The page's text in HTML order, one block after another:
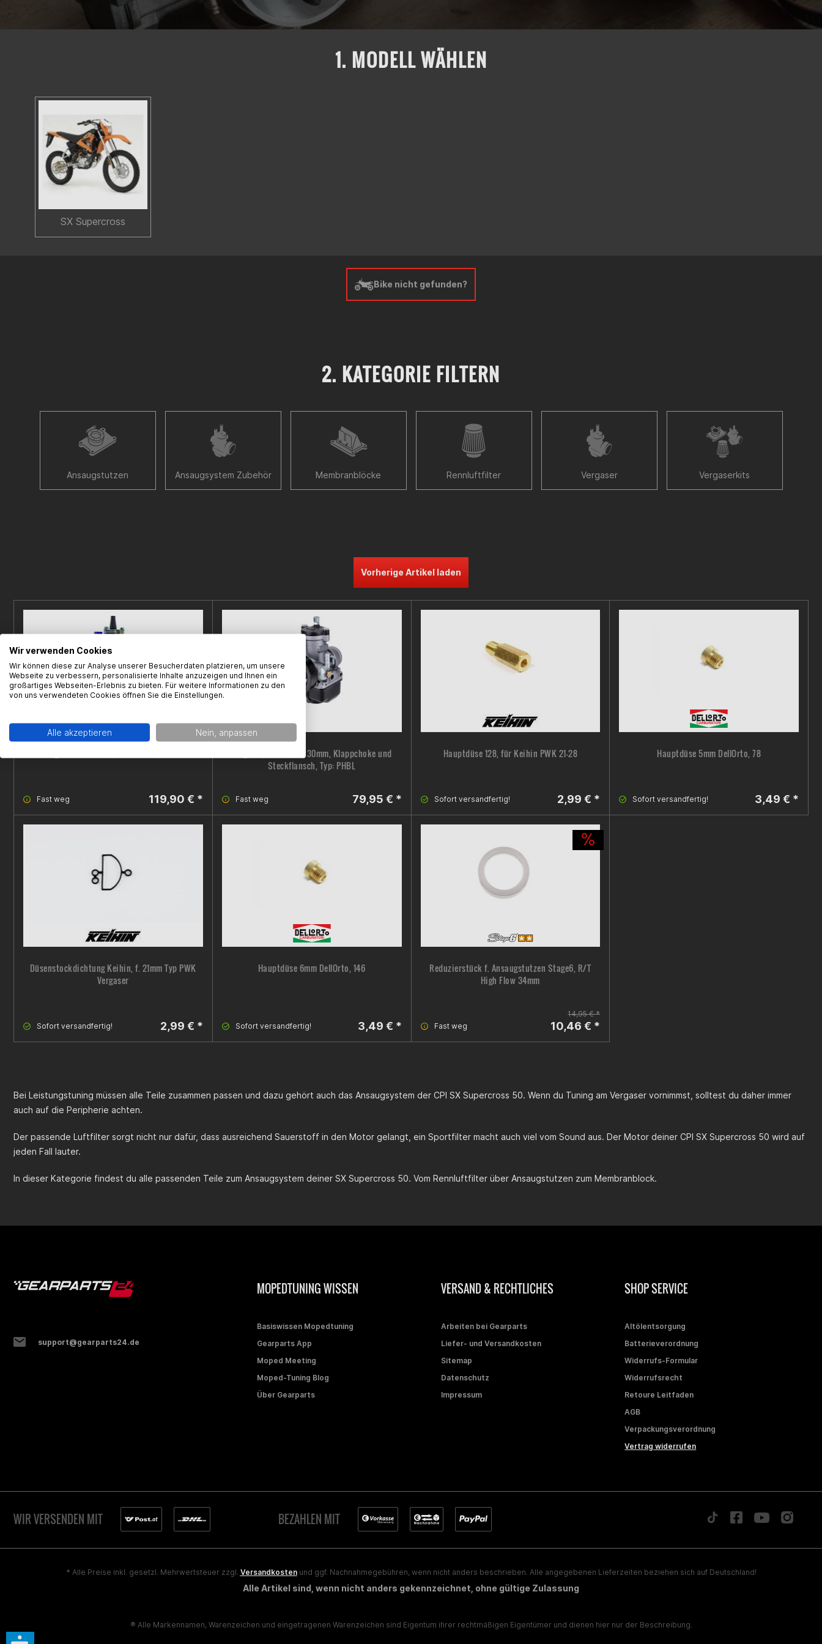
1. MODELL WÄHLEN
SX Supercross
Bike nicht gefunden?
2. KATEGORIE FILTERN
Ansaugstutzen Ansaugsystem Zubehör Membranblöcke Rennluftfilter Vergaser Vergaserkits
Vorherige Artikel laden
Fast weg 119,90 € *
Vergaser, universell, 30mm, Klappchoke und
Steckflansch, Typ: PHBL
Fast weg 79,95 € *
Hauptdüse 128, für Keihin PWK 21-28
Sofort versandfertig! 2,99 € *
Hauptdüse 5mm DellOrto, 78
Sofort versandfertig! 3,49 € *
Düsenstockdichtung Keihin, f. 21mm Typ PWK
Vergaser
Sofort versandfertig! 2,99 € *
Hauptdüse 6mm DellOrto, 146
Sofort versandfertig! 3,49 € *
Reduzierstück f. Ansaugstutzen Stage6, R/T
High Flow 34mm
Fast weg
14,95 € *
10,46 € *
Bei Leistungstuning müssen alle Teile zusammen passen und dazu gehört auch das Ansaugsystem der CPI SX Supercross 50. Wenn du Tuning am Vergaser vornimmst, solltest du daher immer
auch auf die Peripherie achten.
Der passende Luftfilter sorgt nicht nur dafür, dass ausreichend Sauerstoff in den Motor gelangt, ein Sportfilter macht auch viel vom Sound aus. Der Motor deiner CPI SX Supercross 50 wird auf
jeden Fall lauter.
In dieser Kategorie findest du alle passenden Teile zum Ansaugsystem deiner SX Supercross 50. Vom Rennluftfilter über Ansaugstutzen zum Membranblock.
support@gearparts24.de
MOPEDTUNING WISSEN
Basiswissen Mopedtuning
Gearparts App
Moped Meeting
Moped-Tuning Blog
Über Gearparts
VERSAND & RECHTLICHES
Arbeiten bei Gearparts
Liefer- und Versandkosten
Sitemap
Datenschutz
Impressum
SHOP SERVICE
Altölentsorgung
Batterieverordnung
Widerrufs-Formular
Widerrufsrecht
Retoure Leitfaden
AGB
Verpackungsverordnung
Vertrag widerrufen
WIR VERSENDEN MIT BEZAHLEN MIT
* Alle Preise inkl. gesetzl. Mehrwertsteuer zzgl. Versandkostenund ggf. Nachnahmegebühren, wenn nicht anders beschrieben. Alle angegebenen Lieferzeiten beziehen sich auf Deutschland!
Alle Artikel sind, wenn nicht anders gekennzeichnet, ohne gültige Zulassung
® Alle Markennamen, Warenzeichen und eingetragenen Warenzeichen sind Eigentum ihrer rechtmäßigen Eigentümer und dienen hier nur der Beschreibung.
Wir verwenden Cookies
Wir können diese zur Analyse unserer Besucherdaten platzieren, um unsere
Webseite zu verbessern, personalisierte Inhalte anzuzeigen und Ihnen ein
großartiges Webseiten-Erlebnis zu bieten. Für weitere Informationen zu den
von uns verwendeten Cookies öffnen Sie die Einstellungen.
Alle akzeptieren Nein, anpassen